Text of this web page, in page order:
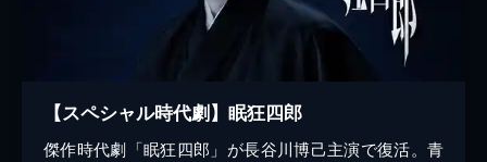
【スペシャル時代劇】眠狂四郎
傑作時代劇「眠狂四郎」が長谷川博己主演で復活。青